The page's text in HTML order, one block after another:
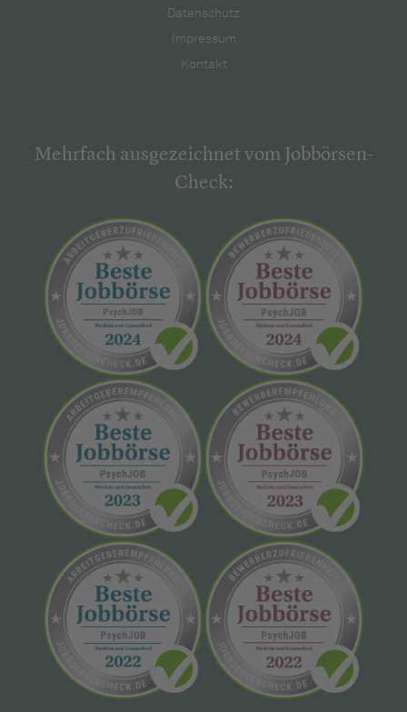
Datenschutz
Impressum
Kontakt
Mehrfach ausgezeichnet vom Jobbörsen-
Check: